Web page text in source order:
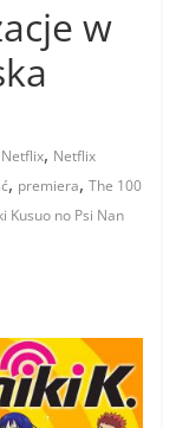
w
Netflix, Netflix
, premiera,The 100
Kusuo no Psi Nan